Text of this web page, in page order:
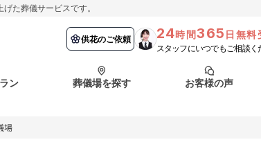
た葬儀サービスです。
供花のご依頼 24時間365 日無料
スタッフにいつでもご相談く
ン 葬儀場を探す お客様の声
納棺の儀とは？ 葬儀の流れ
埼玉県 千葉県
お客様の声 よくある質問
供花のご依頼
場